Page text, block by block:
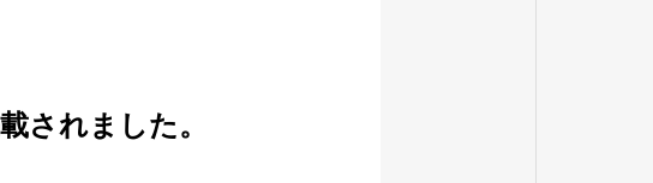
されました。